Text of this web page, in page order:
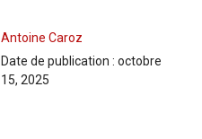
Antoine Caroz
Date de publication : octobre
15, 2025